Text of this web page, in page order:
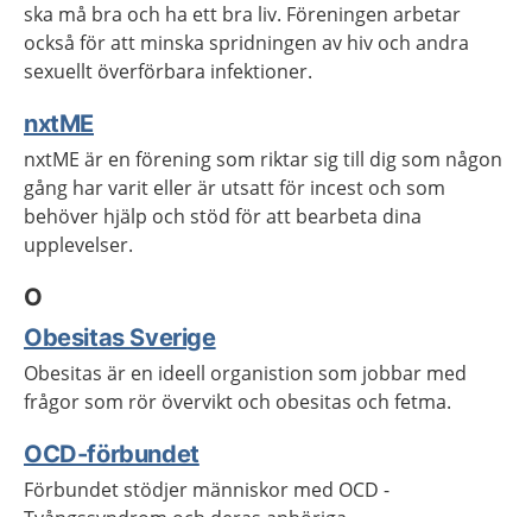
ska må bra och ha ett bra liv. Föreningen arbetar
också för att minska spridningen av hiv och andra
sexuellt överförbara infektioner.
nxtME
nxtME är en förening som riktar sig till dig som någon
gång har varit eller är utsatt för incest och som
behöver hjälp och stöd för att bearbeta dina
upplevelser.
O
Obesitas Sverige
Obesitas är en ideell organistion som jobbar med
frågor som rör övervikt och obesitas och fetma.
OCD-förbundet
Förbundet stödjer människor med OCD -